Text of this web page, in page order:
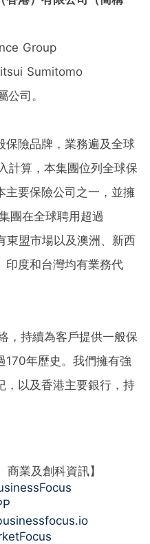
Group
Sumitomo
司。
保險品牌，業務遍及全球
計算，本集團位列全球保
主要保險公司之一，並擁
團在全球聘用超過
盟市場以及澳洲、新西
印度和台灣均有業務代
，持續為客戶提供一般保
170年歷史。我們擁有強
，以及香港主要銀行，持
商業及創科資訊】